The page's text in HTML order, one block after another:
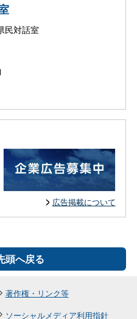
民対話室
広告掲載について
頭へ戻る
著作権・リンク等
ソーシャルメディア利用指針